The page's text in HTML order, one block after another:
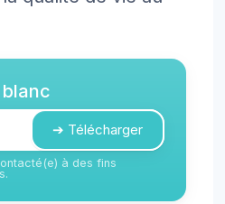
➔ Télécharger
à des fins